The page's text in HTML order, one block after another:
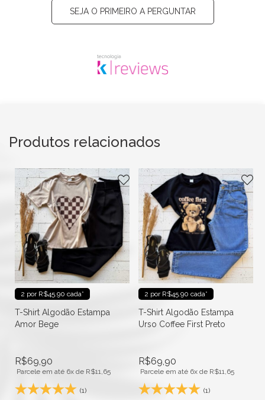
SEJA O PRIMEIRO A PERGUNTAR
Produtos relacionados
2 por R$45.90 cada*
T-Shirt Algodão Estampa
Amor Bege
R$69,90
Parcele em até 6x de R$11,65
(1)
2 por R$45.90 cada*
T-Shirt Algodão Estampa
Urso Coffee First Preto
R$69,90
Parcele em até 6x de R$11,65
(1)